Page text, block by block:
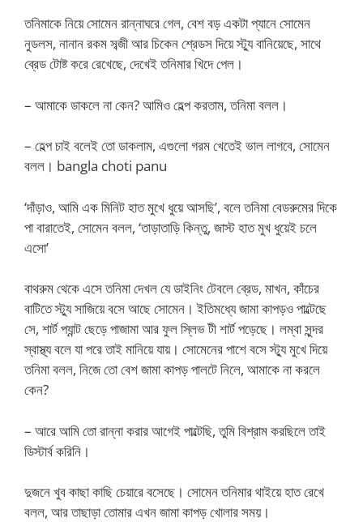
তনিমাকে নিয়ে সোমেন রান্নাঘরে গেল, বেশ বড় একটা প্যানে সোমেন
নুডলস, নানান রকম সব্জী আর চিকেন শ্রেডস দিয়ে স্ট্যু বানিয়েছে, সাথে
ব্রেড টোষ্ট করে রেখেছে, দেখেই তনিমার খিদে পেল।
– আমাকে ডাকলে না কেন? আমিও হেল্প করতাম, তনিমা বলল।
– হেল্প চাই বলেই তো ডাকলাম, এগুলো গরম খেতেই ভাল লাগবে, সোমেন
বলল। bangla choti panu
‘দাঁড়াও, আমি এক মিনিট হাত মুখে ধুয়ে আসছি’, বলে তনিমা বেডরুমের দিকে
পা বারাতেই, সোমেন বলল, ‘তাড়াতাড়ি কিন্তু, জাস্ট হাত মুখ ধুয়েই চলে
এসো’
বাথরুম থেকে এসে তনিমা দেখল যে ডাইনিং টেবলে ব্রেড, মাখন, কাঁচের
বাটিতে স্ট্যু সাজিয়ে বসে আছে সোমেন। ইতিমধ্যে জামা কাপড়ও পাল্টেছে
সে, শার্ট প্যান্ট ছেড়ে পাজামা আর ফুল স্লিভ টী শার্ট পড়েছে। লম্বা সুন্দর
স্বাস্থ্য বলে যা পরে তাই মানিয়ে যায়। সোমেনের পাশে বসে স্ট্যু মুখে দিয়ে
তনিমা বলল, নিজে তো বেশ জামা কাপড় পালটে নিলে, আমাকে না করলে
কেন?
– আরে আমি তো রান্না করার আগেই পাল্টেছি, তুমি বিশ্রাম করছিলে তাই
ডিস্টার্ব করিনি।
দুজনে খুব কাছা কাছি চেয়ারে বসেছে। সোমেন তনিমার থাইয়ে হাত রেখে
বলল, আর তাছাড়া তোমার এখন জামা কাপড় খোলার সময়।